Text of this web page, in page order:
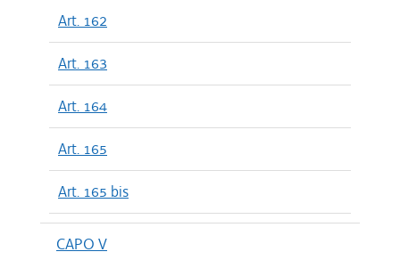
Art. 162
Art. 163
Art. 164
Art. 165
Art. 165 bis
CAPO V